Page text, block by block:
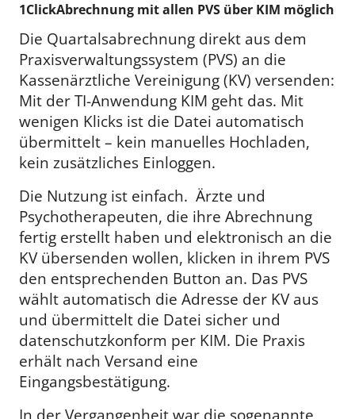
1ClickAbrechnung mit allen PVS über KIM möglich
Die Quartalsabrechnung direkt aus dem
Praxisverwaltungssystem (PVS) an die
Kassenärztliche Vereinigung (KV) versenden:
Mit der TI-Anwendung KIM geht das. Mit
wenigen Klicks ist die Datei automatisch
übermittelt – kein manuelles Hochladen,
kein zusätzliches Einloggen.
Die Nutzung ist einfach. Ärzte und
Psychotherapeuten, die ihre Abrechnung
fertig erstellt haben und elektronisch an die
KV übersenden wollen, klicken in ihrem PVS
den entsprechenden Button an. Das PVS
wählt automatisch die Adresse der KV aus
und übermittelt die Datei sicher und
datenschutzkonform per KIM. Die Praxis
erhält nach Versand eine
Eingangsbestätigung.
In der Vergangenheit war die sogenannte